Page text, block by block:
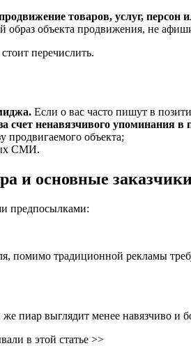
товаров, услуг,
образ объекта продвижения, не
перечислить.
Если о вас часто пишут в
счет ненавязчивого
продвигаемого объекта;
СМИ.
и основные
предпосылками:
помимо традиционной рекламы
пиар выглядит менее навязчиво и
в этой статье >>